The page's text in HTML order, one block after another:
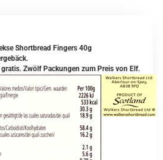
Shortbread Fingers 40g
Zwölf Packungen zum Preis von Elf.